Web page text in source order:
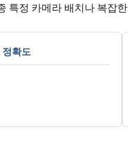
특정 카메라 배치나 복잡
정확도